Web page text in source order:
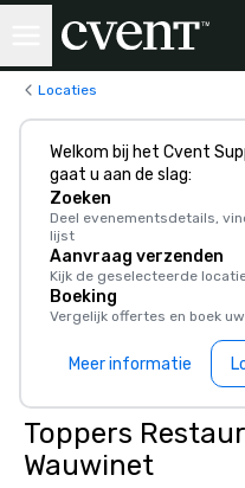
Locaties
Welkom bij het Cvent
gaat u aan de slag:
Zoeken
Deel evenementsdetails,
lijst
Aanvraag verzenden
Kijk de geselecteerde
Boeking
Vergelijk offertes en boek
Meer informatie
Toppers
Wauwinet